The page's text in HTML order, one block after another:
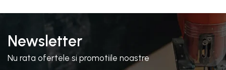
Newsletter
Nu rata ofertele si promotiile noastre